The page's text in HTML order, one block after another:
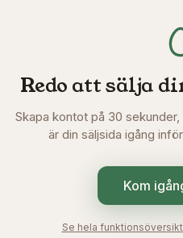
Redo att sälja
Skapa kontot på 30
är din säljsida igång
Kom
Se hela